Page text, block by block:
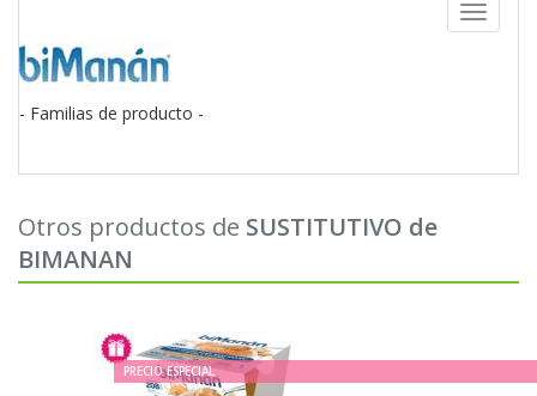
Toggle
- Familias de producto -
Otros productos de SUSTITUTIVO de
BIMANAN
PRECIO ESPECIAL